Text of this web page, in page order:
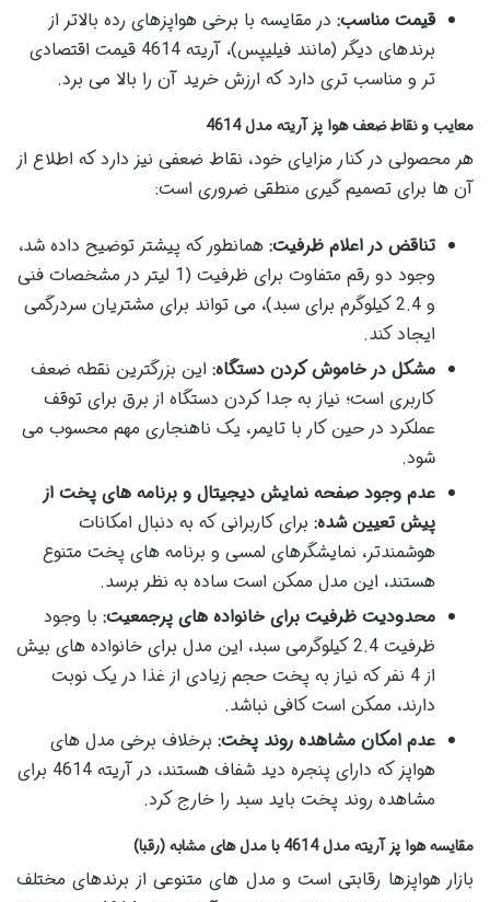
قیمت مناسب: در مقایسه با برخی هواپزهای رده بالاتر از
برندهای دیگر (مانند فیلیپس)، آریته 4614 قیمت اقتصادی
تر و مناسب تری دارد که ارزش خرید آن را بالا می برد.
معایب و نقاط ضعف هوا پز آریته مدل 4614
هر محصولی در کنار مزایای خود، نقاط ضعفی نیز دارد که اطلاع از
آن ها برای تصمیم گیری منطقی ضروری است:
تناقض در اعلام ظرفیت: همانطور که پیشتر توضیح داده شد،
وجود دو رقم متفاوت برای ظرفیت (1 لیتر در مشخصات فنی
و 2.4 کیلوگرم برای سبد)، می تواند برای مشتریان سردرگمی
ایجاد کند.
مشکل در خاموش کردن دستگاه: این بزرگترین نقطه ضعف
کاربری است؛ نیاز به جدا کردن دستگاه از برق برای توقف
عملکرد در حین کار با تایمر، یک ناهنجاری مهم محسوب می
شود.
عدم وجود صفحه نمایش دیجیتال و برنامه های پخت از
پیش تعیین شده: برای کاربرانی که به دنبال امکانات
هوشمندتر، نمایشگرهای لمسی و برنامه های پخت متنوع
هستند، این مدل ممکن است ساده به نظر برسد.
محدودیت ظرفیت برای خانواده های پرجمعیت: با وجود
ظرفیت 2.4 کیلوگرمی سبد، این مدل برای خانواده های بیش
از 4 نفر که نیاز به پخت حجم زیادی از غذا در یک نوبت
دارند، ممکن است کافی نباشد.
عدم امکان مشاهده روند پخت: برخلاف برخی مدل های
هواپز که دارای پنجره دید شفاف هستند، در آریته 4614 برای
مشاهده روند پخت باید سبد را خارج کرد.
مقایسه هوا پز آریته مدل 4614 با مدل های مشابه (رقبا)
بازار هواپزها رقابتی است و مدل های متنوعی از برندهای مختلف